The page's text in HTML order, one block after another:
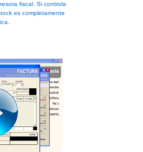
fiscal. Si controla
es completamente